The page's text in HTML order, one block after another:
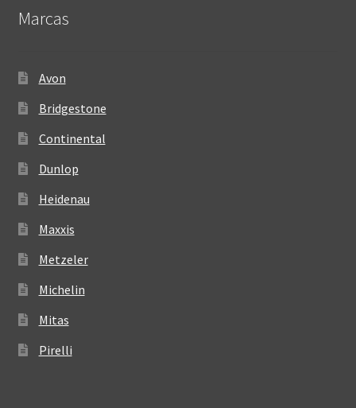
Marcas
Avon
Bridgestone
Continental
Dunlop
Heidenau
Maxxis
Metzeler
Michelin
Mitas
Pirelli